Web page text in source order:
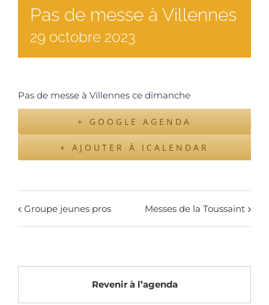
Pas de messe à Villennes
29 octobre 2023
Pas de messe à Villennes ce dimanche
+ GOOGLE AGENDA
+ AJOUTER À ICALENDAR
Groupe jeunes pros Messes de la Toussaint
Revenir à l’agenda